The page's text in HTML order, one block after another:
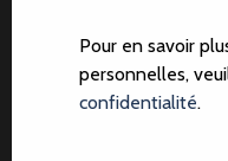
Pour en savoir
personnelles,
confidentialité.